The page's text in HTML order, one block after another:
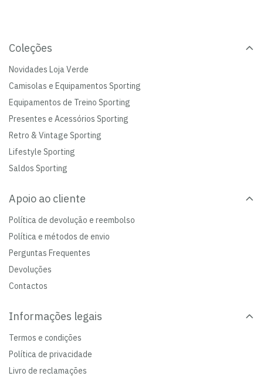
Coleções
Novidades Loja Verde
Camisolas e Equipamentos Sporting
Equipamentos de Treino Sporting
Presentes e Acessórios Sporting
Retro & Vintage Sporting
Lifestyle Sporting
Saldos Sporting
Apoio ao cliente
Política de devolução e reembolso
Política e métodos de envio
Perguntas Frequentes
Devoluções
Contactos
Informações legais
Termos e condições
Política de privacidade
Livro de reclamações